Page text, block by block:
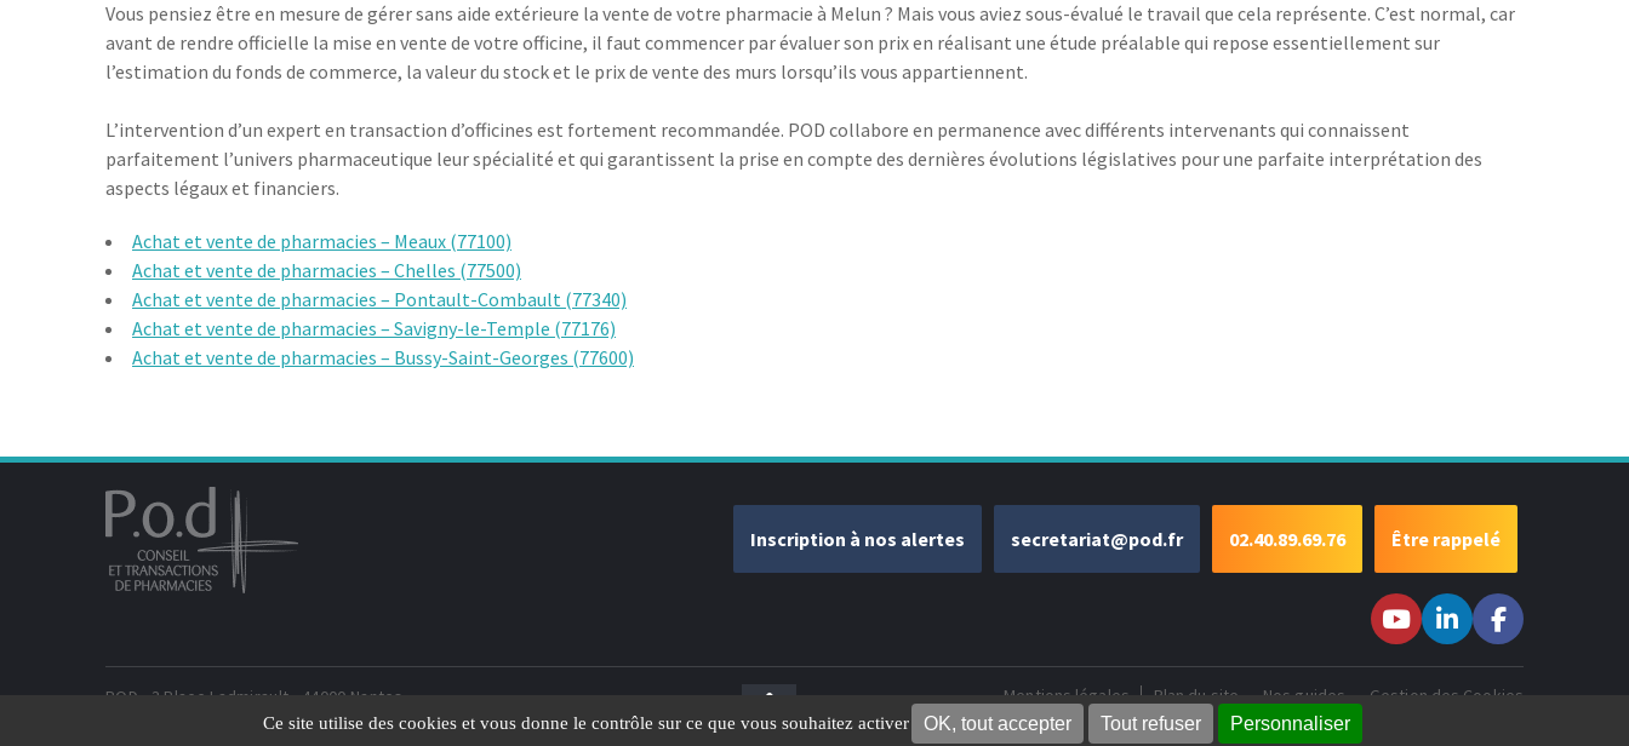
Ce site utilise des cookies et vous donne le contrôle sur ce que vous souhaitez activer OK, tout accepter Tout refuser Personnaliser
Vous pensiez être en mesure de gérer sans aide extérieure la vente de votre pharmacie à Melun ? Mais vous aviez sous-évalué le travail que cela représente. C’est normal, car
avant de rendre officielle la mise en vente de votre officine, il faut commencer par évaluer son prix en réalisant une étude préalable qui repose essentiellement sur
l’estimation du fonds de commerce, la valeur du stock et le prix de vente des murs lorsqu’ils vous appartiennent.
L’intervention d’un expert en transaction d’officines est fortement recommandée. POD collabore en permanence avec différents intervenants qui connaissent
parfaitement l’univers pharmaceutique leur spécialité et qui garantissent la prise en compte des dernières évolutions législatives pour une parfaite interprétation des
aspects légaux et financiers.
Achat et vente de pharmacies – Meaux (77100)
Achat et vente de pharmacies – Chelles (77500)
Achat et vente de pharmacies – Pontault-Combault (77340)
Achat et vente de pharmacies – Savigny-le-Temple (77176)
Achat et vente de pharmacies – Bussy-Saint-Georges (77600)
Être rappelé
02.40.89.69.76
secretariat@pod.fr
Inscription à nos alertes
Youtubesur LinkedIn
nous sur
Facebook
POD - 3 Place Ladmirault - 44000 Nantes
POD - 45 rue de l'Avenir, A707, 33520 Bruges
Mentions légales Plan du site Nos guides Gestion des Cookies